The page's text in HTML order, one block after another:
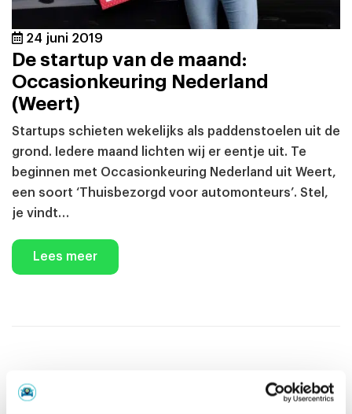
24 juni 2019
De startup van de maand:
Occasionkeuring Nederland
(Weert)
Startups schieten wekelijks als paddenstoelen uit de
grond. Iedere maand lichten wij er eentje uit. Te
beginnen met Occasionkeuring Nederland uit Weert,
een soort ‘Thuisbezorgd voor automonteurs’. Stel,
je vindt…
Lees meer